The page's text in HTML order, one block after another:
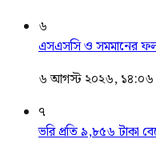
৬
এসএসসি ও সমমানের
৬ আগস্ট ২০২৬, ১৪:০৬
৭
ভরি প্রতি ৯,৮৫৬ টাকা